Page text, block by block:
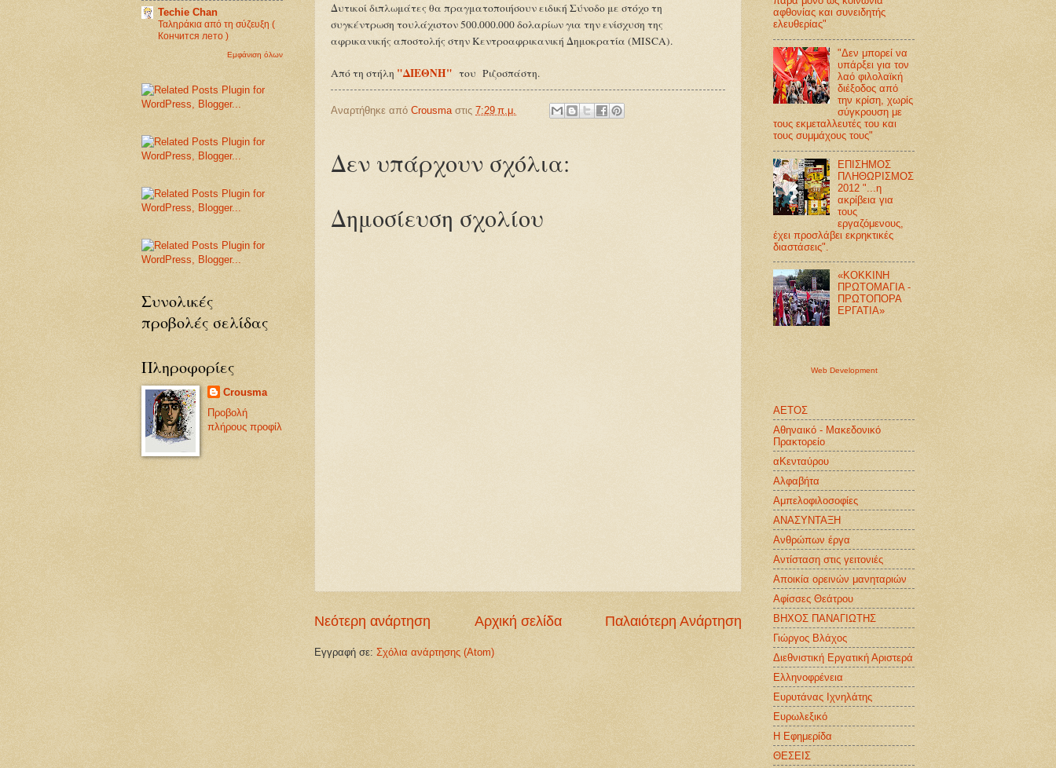
Δυτικοί διπλωμάτες θα πραγματοποιήσουν ειδική Σύνοδο με στόχο τη
συγκέντρωση τουλάχιστον 500.000.000 δολαρίων για την ενίσχυση της
αφρικανικής αποστολής στην Κεντροαφρικανική Δημοκρατία (ΜISCA).
Από τη στήλη "ΔΙΕΘΝΗ" του Ριζοσπάστη.
Αναρτήθηκε από Crousma στις 7:29 π.μ.
Δεν υπάρχουν σχόλια:
Δημοσίευση σχολίου
Νεότερη ανάρτηση Παλαιότερη Ανάρτηση
Αρχική σελίδα
Εγγραφή σε: Σχόλια ανάρτησης (Atom)
Techie Chan
Ταληράκια από τη σύζευξη (
Кончится лето )
Εμφάνιση όλων
Συνολικές
προβολές σελίδας
Πληροφορίες
Crousma
Προβολή
πλήρους προφίλ
αφθονίας και συνειδητής
ελευθερίας"
"Δεν μπορεί να
υπάρξει για τον
λαό φιλολαϊκή
διέξοδος από
την κρίση, χωρίς
σύγκρουση με
τους εκμεταλλευτές του και
τους συμμάχους τους"
ΕΠΙΣΗΜΟΣ
ΠΛΗΘΩΡΙΣΜΟΣ
2012 "...η
ακρίβεια για
τους
εργαζόμενους,
έχει προσλάβει εκρηκτικές
διαστάσεις".
«ΚΟΚΚΙΝΗ
ΠΡΩΤΟΜΑΓΙΑ -
ΠΡΩΤΟΠΟΡΑ
ΕΡΓΑΤΙΑ»
Web Development
ΑΕΤΟΣ
Αθηναικό - Μακεδονικό
Πρακτορείο
αΚενταύρου
Αλφαβήτα
Αμπελοφιλοσοφίες
ΑΝΑΣΥΝΤΑΞΗ
Ανθρώπων έργα
Αντίσταση στις γειτονιές
Αποικία ορεινών μανηταριών
Αφίσσες Θεάτρου
ΒΗΧΟΣ ΠΑΝΑΓΙΩΤΗΣ
Γιώργος Βλάχος
Διεθνιστική Εργατική Αριστερά
Ελληνοφρένεια
Ευρυτάνας Ιχνηλάτης
Ευρωλεξικό
Η Εφημερίδα
ΘΕΣΕΙΣ